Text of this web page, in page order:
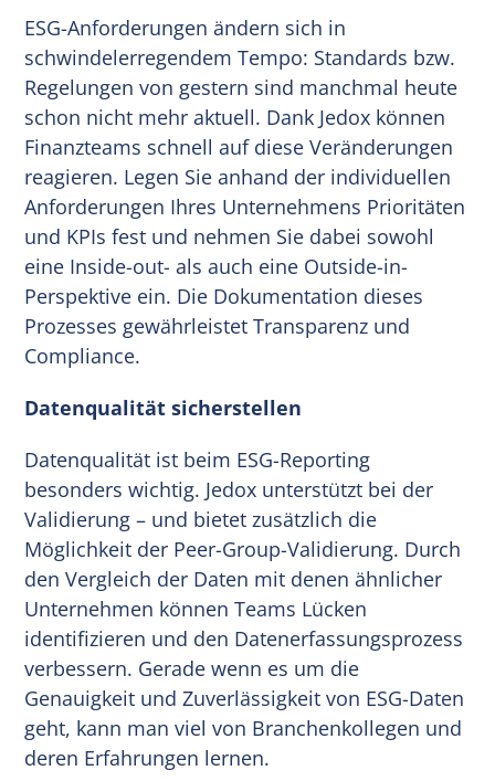
ESG-Anforderungen ändern sich in
schwindelerregendem Tempo: Standards bzw.
Regelungen von gestern sind manchmal heute
schon nicht mehr aktuell. Dank Jedox können
Finanzteams schnell auf diese Veränderungen
reagieren. Legen Sie anhand der individuellen
Anforderungen Ihres Unternehmens Prioritäten
und KPIs fest und nehmen Sie dabei sowohl
eine Inside-out- als auch eine Outside-in-
Perspektive ein. Die Dokumentation dieses
Prozesses gewährleistet Transparenz und
Compliance.
Datenqualität sicherstellen
Datenqualität ist beim ESG-Reporting
besonders wichtig. Jedox unterstützt bei der
Validierung – und bietet zusätzlich die
Möglichkeit der Peer-Group-Validierung. Durch
den Vergleich der Daten mit denen ähnlicher
Unternehmen können Teams Lücken
identifizieren und den Datenerfassungsprozess
verbessern. Gerade wenn es um die
Genauigkeit und Zuverlässigkeit von ESG-Daten
geht, kann man viel von Branchenkollegen und
deren Erfahrungen lernen.